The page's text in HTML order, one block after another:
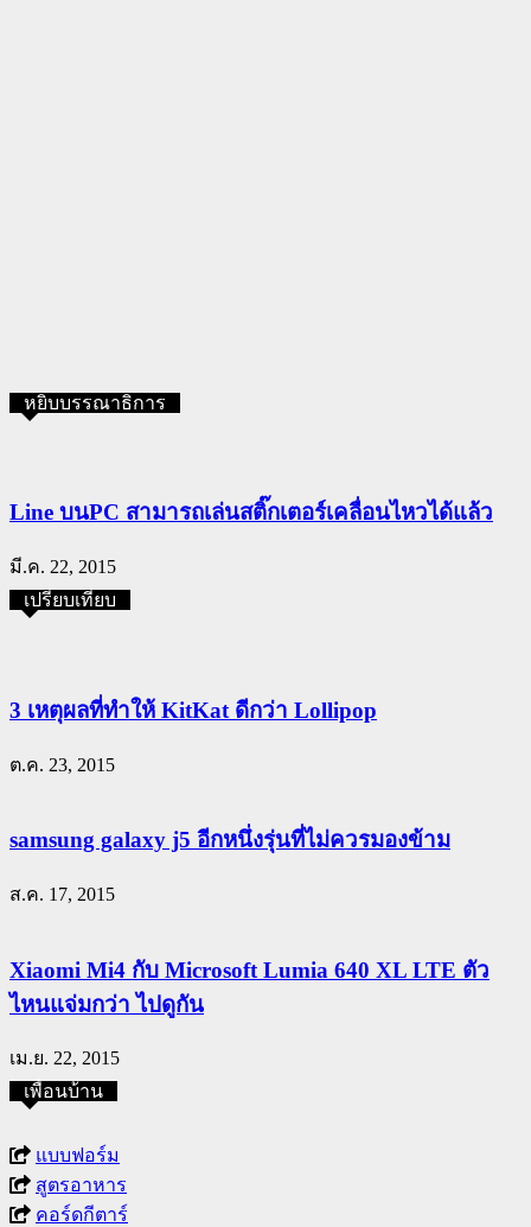
หยิบบรรณาธิการ
Line บนPC สามารถเล่นสติ๊กเตอร์เคลื่อนไหวได้แล้ว
มี.ค. 22, 2015
เปรียบเทียบ
3 เหตุผลที่ทำให้ KitKat ดีกว่า Lollipop
ต.ค. 23, 2015
samsung galaxy j5 อีกหนึ่งรุ่นที่ไม่ควรมองข้าม
ส.ค. 17, 2015
Xiaomi Mi4 กับ Microsoft Lumia 640 XL LTE ตัว
ไหนแจ่มกว่า ไปดูกัน
เม.ย. 22, 2015
เพื่อนบ้าน
แบบฟอร์ม
สูตรอาหาร
คอร์ดกีตาร์